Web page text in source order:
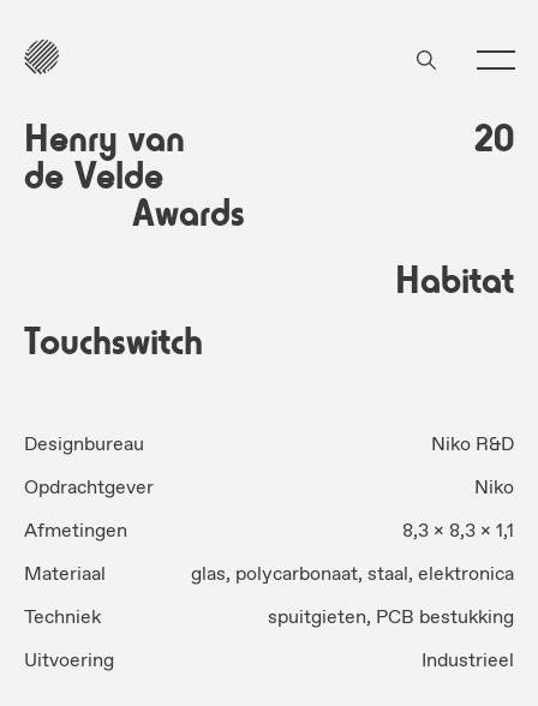
Henry van
de Velde
20
Awards
Habitat
Touchswitch
Designbureau
Niko R&D
Opdrachtgever
Niko
Afmetingen
8,3 x 8,3 x 1,1
Materiaal
glas, polycarbonaat, staal, elektronica
Techniek
spuitgieten, PCB bestukking
Uitvoering
Industrieel